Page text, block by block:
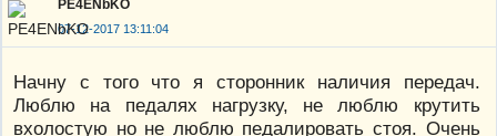
PE4ENbKO
07-12-2017 13:11:04
Начну с того что я сторонник наличия передач.
Люблю на педалях нагрузку, не люблю крутить
вхолостую но не люблю педалировать стоя. Очень